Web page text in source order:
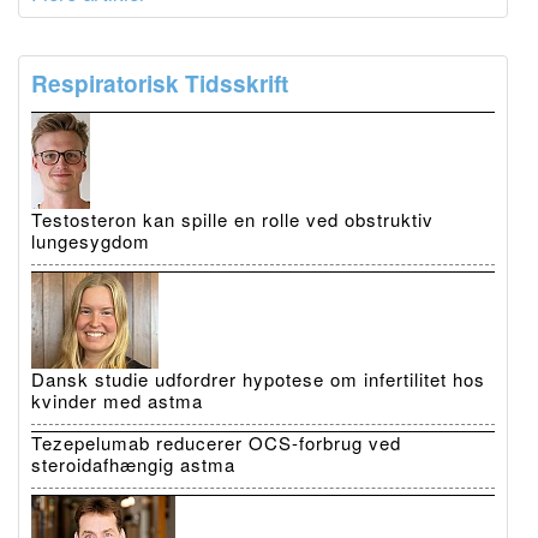
Respiratorisk Tidsskrift
Testosteron kan spille en rolle ved obstruktiv
lungesygdom
Dansk studie udfordrer hypotese om infertilitet hos
kvinder med astma
Tezepelumab reducerer OCS-forbrug ved
steroidafhængig astma